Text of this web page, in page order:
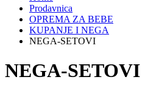
Prodavnica
OPREMA ZA BEBE
KUPANJE I NEGA
NEGA-SETOVI
NEGA-SETOVI